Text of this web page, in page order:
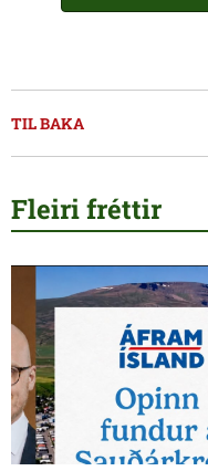
TIL BAKA
Fleiri fréttir